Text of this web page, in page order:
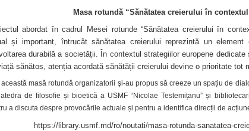
Masa rotundă “Sănătatea creierului în
abordat în cadrul Mesei rotunde “Sănătatea creierului în
și important, întrucât sănătatea creierului reprezintă un
durabilă a societății. În contextul strategiilor europene
sănătos, atenția acordată sănătății creierului devine o prioritate tot
această masă rotundă organizatorii şi-au propus să creeze un spațiu de
de filosofie și bioetică a USMF “Nicolae Testemițanu” și
a discuta despre provocările actuale și pentru a identifica direcții de
https://library.usmf.md/ro/noutati/masa-rotunda-sanatatea-